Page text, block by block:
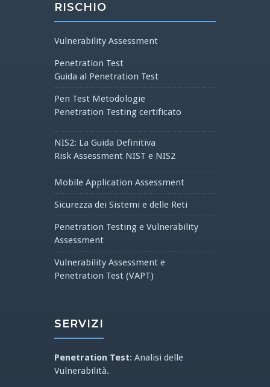
RISCHIO
Vulnerability Assessment
Penetration Test
Guida al Penetration Test
Pen Test Metodologie
Penetration Testing certificato
NIS2: La Guida Definitiva
Risk Assessment NIST e NIS2
Mobile Application Assessment
Sicurezza dei Sistemi e delle Reti
Penetration Testing e Vulnerability
Assessment
Vulnerability Assessment e
Penetration Test (VAPT)
SERVIZI
Penetration Test: Analisi delle
Vulnerabilità.